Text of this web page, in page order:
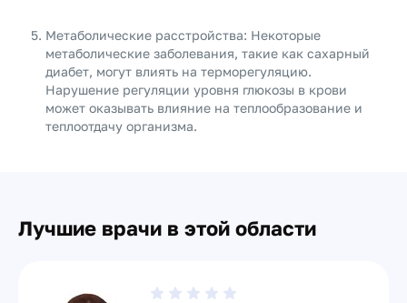
Метаболические расстройства: Некоторые
метаболические заболевания, такие как сахарный
диабет, могут влиять на терморегуляцию.
Нарушение регуляции уровня глюкозы в крови
может оказывать влияние на теплообразование и
теплоотдачу организма.
Лучшие врачи в этой области